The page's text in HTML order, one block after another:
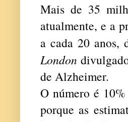
Mais de 35
atualmente, e a
a cada 20 anos,
London
de Alzheimer.
O número é
porque as